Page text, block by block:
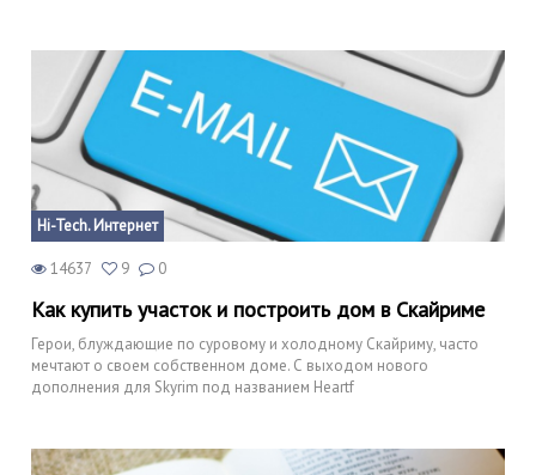
Hi-Tech. Интернет
14637 9 0
Как купить участок и построить дом в Скайриме
Герои, блуждающие по суровому и холодному Скайриму, часто
мечтают о своем собственном доме. С выходом нового
дополнения для Skyrim под названием Heartf